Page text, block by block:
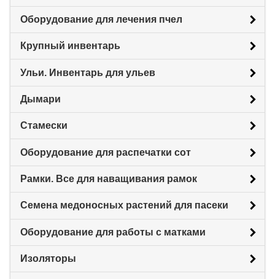
Оборудование для лечения пчел
Крупный инвентарь
Ульи. Инвентарь для ульев
Дымари
Стамески
Оборудование для распечатки сот
Рамки. Все для наващивания рамок
Семена медоносных растений для пасеки
Оборудование для работы с матками
Изоляторы